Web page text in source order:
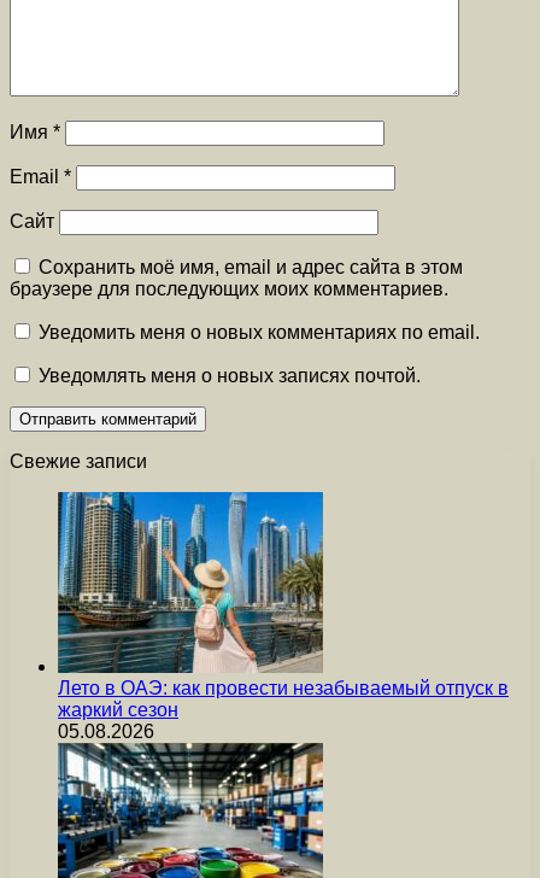
Имя *
Email *
Сайт
Сохранить моё имя, email и адрес сайта в этом
браузере для последующих моих комментариев.
Уведомить меня о новых комментариях по email.
Уведомлять меня о новых записях почтой.
Свежие записи
Лето в ОАЭ: как провести незабываемый отпуск в
жаркий сезон
05.08.2026